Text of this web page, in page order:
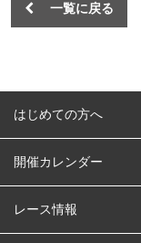
一覧に戻る
はじめての方へ
はじめての方へ
開催カレンダー
競輪
レース情報